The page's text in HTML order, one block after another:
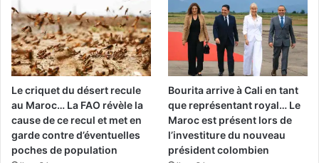
Le criquet du désert recule
au Maroc… La FAO révèle la
cause de ce recul et met en
garde contre d’éventuelles
poches de population
Bourita arrive à Cali en tant
que représentant royal… Le
Maroc est présent lors de
l’investiture du nouveau
président colombien